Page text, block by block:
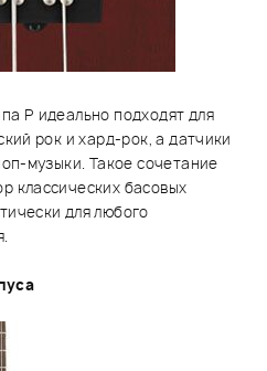
P идеально подходят для
рок и хард-рок, а датчики
музыки. Такое сочетание
классических басовых
для любого